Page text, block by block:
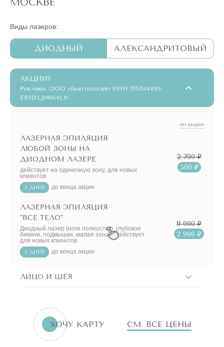
Виды лазеров:
ДИОДНЫЙ АЛЕКСАНДРИТОВЫЙ
АКЦИИ!
Реклама. ООО «Бьютилогия» ИНН 7751144496
ERID:LjN8K4L1t
ПО АКЦИИ
ЛАЗЕРНАЯ ЭПИЛЯЦИЯ
ЛЮБОЙ ЗОНЫ НА
ДИОДНОМ ЛАЗЕРЕ
действует на одиночную зону, для новых
клиентов
5 ДНЕЙ до конца акции
2 790 ₽
500 ₽
ЛАЗЕРНАЯ ЭПИЛЯЦИЯ
"ВСЕ ТЕЛО"
Диодный лазер (ноги полностью, глубокое
бикини, подмышки, малая зона) - действует
для новых клиентов
5 ДНЕЙ до конца акции
11 990 ₽
2 990 ₽
ЛИЦО И ШЕЯ
«Бьютилогия»
ERID:LjN8K4L1t
ХОЧУ КАРТУ СМ. ВСЕ ЦЕНЫ